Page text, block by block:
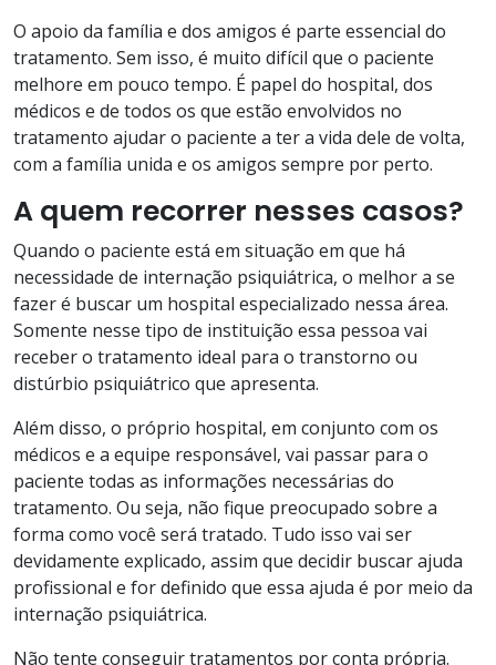
O apoio da família e dos amigos é parte essencial do
tratamento. Sem isso, é muito difícil que o paciente
melhore em pouco tempo. É papel do hospital, dos
médicos e de todos os que estão envolvidos no
tratamento ajudar o paciente a ter a vida dele de volta,
com a família unida e os amigos sempre por perto.
A quem recorrer nesses casos?
Quando o paciente está em situação em que há
necessidade de internação psiquiátrica, o melhor a se
fazer é buscar um hospital especializado nessa área.
Somente nesse tipo de instituição essa pessoa vai
receber o tratamento ideal para o transtorno ou
distúrbio psiquiátrico que apresenta.
Além disso, o próprio hospital, em conjunto com os
médicos e a equipe responsável, vai passar para o
paciente todas as informações necessárias do
tratamento. Ou seja, não fique preocupado sobre a
forma como você será tratado. Tudo isso vai ser
devidamente explicado, assim que decidir buscar ajuda
profissional e for definido que essa ajuda é por meio da
internação psiquiátrica.
Não tente conseguir tratamentos por conta própria.